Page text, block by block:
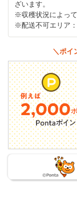
ざいます。
※収穫状況によっ
※配送不可エリア
＼ポイ